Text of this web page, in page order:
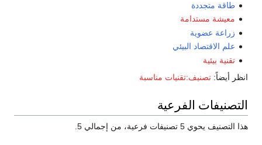
طاقة متجددة
معيشة مستدامة
زراعة عضوية
علم الاقتصاد البيئي
تقنية بيئية
انظر أيضاً: تصنيف:تقنيات مناسبة
التصنيفات الفرعية
هذا التصنيف يحوي 5 تصنيفات فرعية، من إجمالي 5.